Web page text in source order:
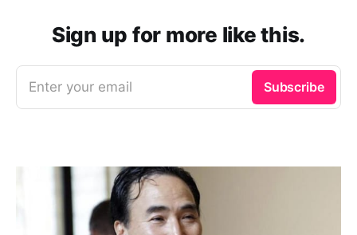
Sign up for more like this.
Enter your email Subscribe